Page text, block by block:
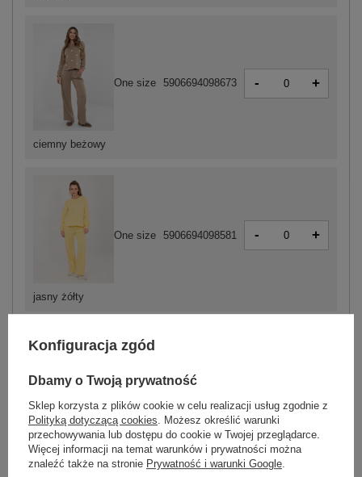
ciemny beżowy
One size 5906694098673 - +
jasny żółty
One size 5906694098581 - +
beżowy
One size 5906694098550
Konfiguracja zgód
Dbamy o Twoją prywatność
Sklep korzysta z plików cookie w celu realizacji usług zgodnie z
Polityką dotyczącą cookies. Możesz określić warunki
przechowywania lub dostępu do cookie w Twojej przeglądarce.
Więcej informacji na temat warunków i prywatności można
znaleźć także na stronie Prywatność i warunki Google.